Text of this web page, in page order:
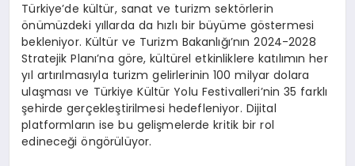
Türkiye’de kültür, sanat ve turizm sektörlerin
önümüzdeki yıllarda da hızlı bir büyüme göstermesi
bekleniyor. Kültür ve Turizm Bakanlığı’nın 2024-2028
Stratejik Planı’na göre, kültürel etkinliklere katılımın her
yıl artırılmasıyla turizm gelirlerinin 100 milyar dolara
ulaşması ve Türkiye Kültür Yolu Festivalleri’nin 35 farklı
şehirde gerçekleştirilmesi hedefleniyor. Dijital
platformların ise bu gelişmelerde kritik bir rol
edineceği öngörülüyor.